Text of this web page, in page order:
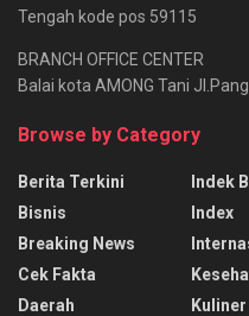
Tengah kode pos 59115
BRANCH OFFICE CENTER
Balai kota AMONG Tani
Browse by Category
Berita Terkini
Bisnis
Breaking News
Cek Fakta
Daerah
Indek
Index
Kuliner